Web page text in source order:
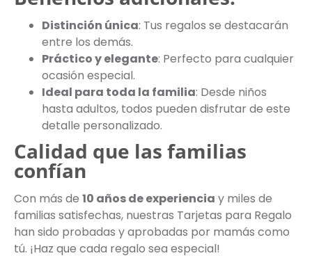
Distinción única: Tus regalos se destacarán
entre los demás.
Práctico y elegante: Perfecto para cualquier
ocasión especial.
Ideal para toda la familia: Desde niños
hasta adultos, todos pueden disfrutar de este
detalle personalizado.
Calidad que las familias
confían
Con más de 10 años de experiencia y miles de
familias satisfechas, nuestras Tarjetas para Regalo
han sido probadas y aprobadas por mamás como
tú. ¡Haz que cada regalo sea especial!